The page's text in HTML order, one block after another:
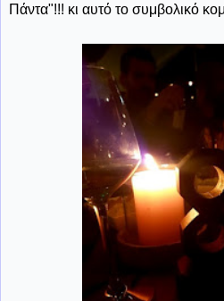
Πάντα"!!! κι αυτό το συμβολικό